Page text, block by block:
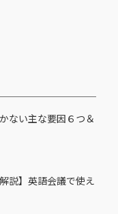
ない主な要因６つ＆
説】英語会議で使え